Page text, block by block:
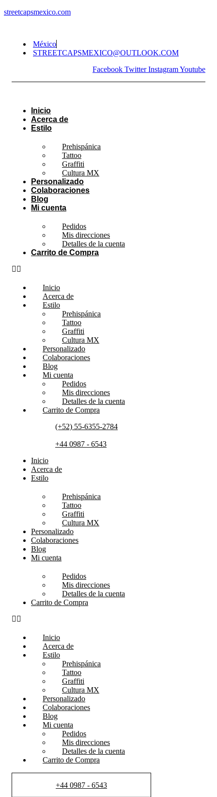
streetcapsmexico.com
México
STREETCAPSMEXICO@OUTLOOK.COM​
Facebook Twitter InstagramYoutube
Inicio
Acerca de
Estilo
Prehispánica
Tattoo
Graffiti
Cultura MX
Personalizado
Colaboraciones
Blog
Mi cuenta
Pedidos
Mis direcciones
Detalles de la cuenta
Carrito de Compra
Inicio
Acerca de
Estilo
Prehispánica
Tattoo
Graffiti
Cultura MX
Personalizado
Colaboraciones
Blog
Mi cuenta
Pedidos
Mis direcciones
Detalles de la cuenta
Carrito de Compra
(+52) 55-6355-2784
+44 0987 - 6543
Inicio
Acerca de
Estilo
Prehispánica
Tattoo
Graffiti
Cultura MX
Personalizado
Colaboraciones
Blog
Mi cuenta
Pedidos
Mis direcciones
Detalles de la cuenta
Carrito de Compra
Inicio
Acerca de
Estilo
Prehispánica
Tattoo
Graffiti
Cultura MX
Personalizado
Colaboraciones
Blog
Mi cuenta
Pedidos
Mis direcciones
Detalles de la cuenta
Carrito de Compra
+44 0987 - 6543